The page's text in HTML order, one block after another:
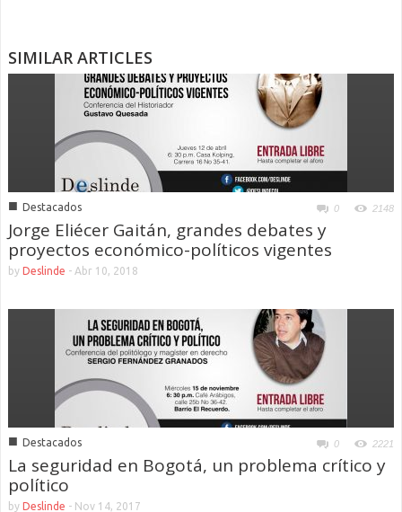
SIMILAR ARTICLES
■ Destacados 0 2148
Jorge Eliécer Gaitán, grandes debates y
proyectos económico-políticos vigentes
by Deslinde - Abr 10, 2018
■ Destacados 0 2221
La seguridad en Bogotá, un problema crítico y
político
by Deslinde - Nov 14, 2017